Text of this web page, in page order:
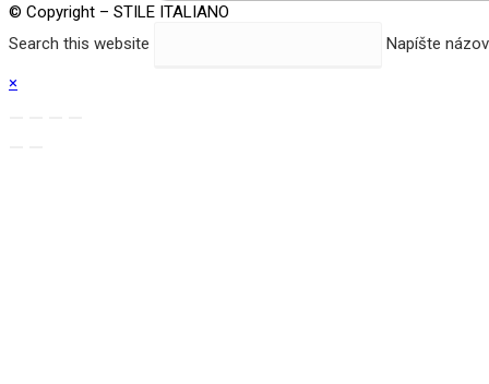
© Copyright – STILE ITALIANO
Search this website
Napíšte
×